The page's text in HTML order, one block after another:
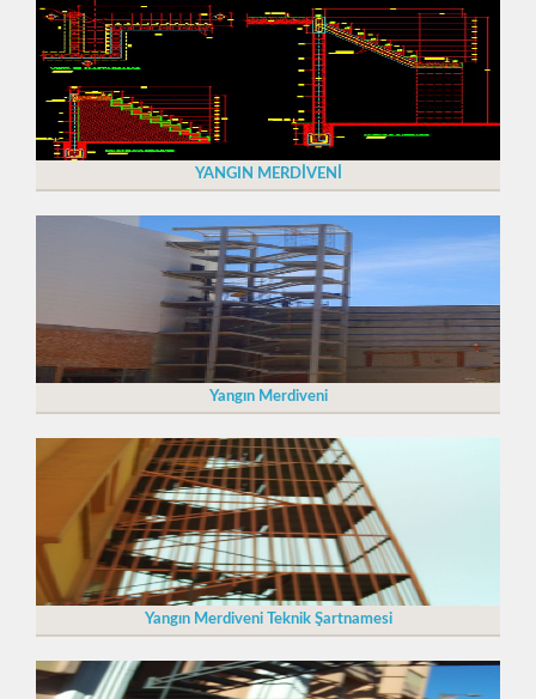
YANGIN MERDİVENİ
Yangın Merdiveni
Yangın Merdiveni Teknik Şartnamesi